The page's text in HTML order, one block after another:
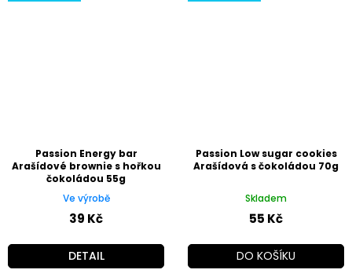
Passion Energy bar
Arašídové brownie s hořkou
čokoládou 55g
Ve výrobě
39 Kč
DETAIL
Passion Low sugar cookies
Arašídová s čokoládou 70g
Skladem
55 Kč
DO KOŠÍKU